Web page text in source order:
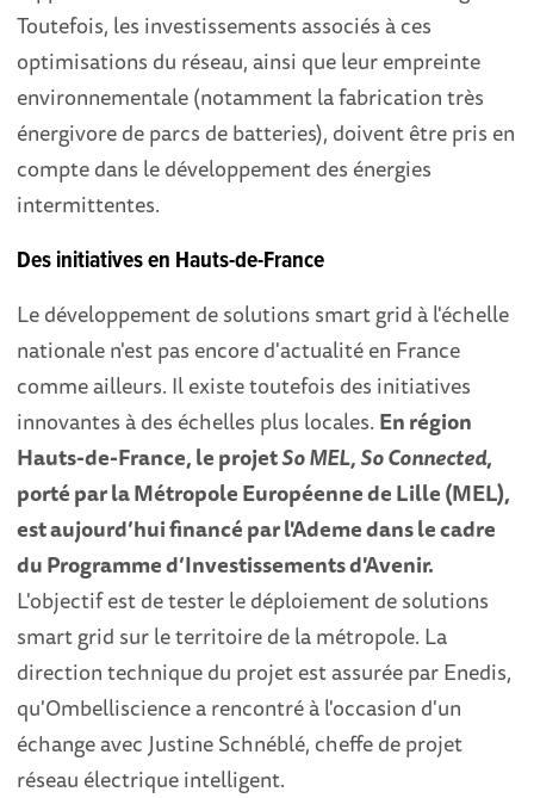
Toutefois, les investissements associés à ces
optimisations du réseau, ainsi que leur empreinte
environnementale (notamment la fabrication très
énergivore de parcs de batteries), doivent être pris en
compte dans le développement des énergies
intermittentes.
Des initiatives en Hauts-de-France
Le développement de solutions smart grid à l'échelle
nationale n'est pas encore d'actualité en France
comme ailleurs. Il existe toutefois des initiatives
innovantes à des échelles plus locales. En région
Hauts-de-France, le projetSo MEL, So Connected,
porté par la Métropole Européenne de Lille (MEL),
est aujourd’hui financé par l'Ademe dans le cadre
du Programme d’Investissements d'Avenir.
L'objectif est de tester le déploiement de solutions
smart grid sur le territoire de la métropole. La
direction technique du projet est assurée par Enedis,
qu'Ombelliscience a rencontré à l'occasion d'un
échange avec Justine Schnéblé, cheffe de projet
réseau électrique intelligent.